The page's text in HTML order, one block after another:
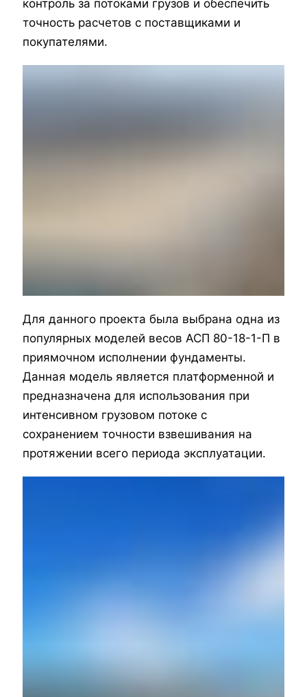
контроль за потоками грузов и обеспечить
точность расчетов с поставщиками и
покупателями.
Для данного проекта была выбрана одна из
популярных моделей весов АСП 80-18-1-П в
приямочном исполнении фундаменты.
Данная модель является платформенной и
предназначена для использования при
интенсивном грузовом потоке с
сохранением точности взвешивания на
протяжении всего периода эксплуатации.